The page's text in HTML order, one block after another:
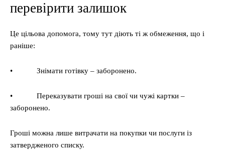
перевірити залишок
Це цільова допомога, тому тут діють ті ж обмеження, що і
раніше:
• Знімати готівку – заборонено.
• Переказувати гроші на свої чи чужі картки –
заборонено.
Гроші можна лише витрачати на покупки чи послуги із
затвердженого списку.